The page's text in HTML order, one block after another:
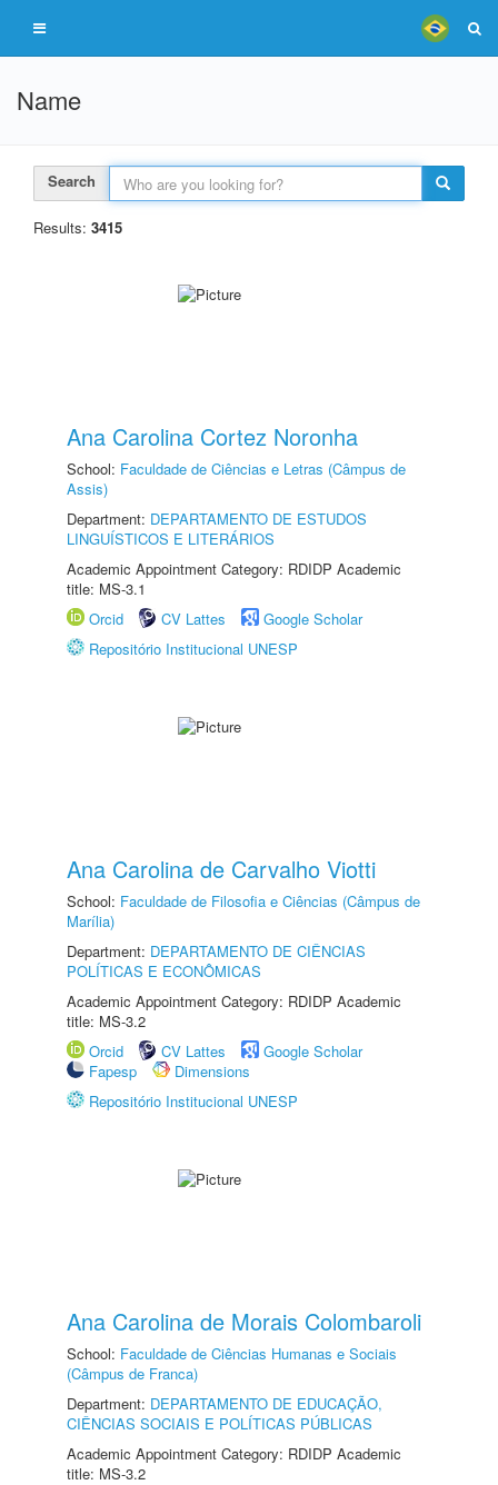
Name
Search
Results: 3415
Ana Carolina Cortez Noronha
School: Faculdade de Ciências e Letras (Câmpus de
Assis)
Department: DEPARTAMENTO DE ESTUDOS
LINGUÍSTICOS E LITERÁRIOS
Academic Appointment Category: RDIDP Academic
title: MS-3.1
Orcid
CV Lattes
Google Scholar
Repositório Institucional UNESP
Ana Carolina de Carvalho Viotti
School: Faculdade de Filosofia e Ciências (Câmpus de
Marília)
Department: DEPARTAMENTO DE CIÊNCIAS
POLÍTICAS E ECONÔMICAS
Academic Appointment Category: RDIDP Academic
title: MS-3.2
Orcid
CV Lattes
Google Scholar
Fapesp
Dimensions
Repositório Institucional UNESP
Ana Carolina de Morais Colombaroli
School: Faculdade de Ciências Humanas e Sociais
(Câmpus de Franca)
Department: DEPARTAMENTO DE EDUCAÇÃO,
CIÊNCIAS SOCIAIS E POLÍTICAS PÚBLICAS
Academic Appointment Category: RDIDP Academic
title: MS-3.2